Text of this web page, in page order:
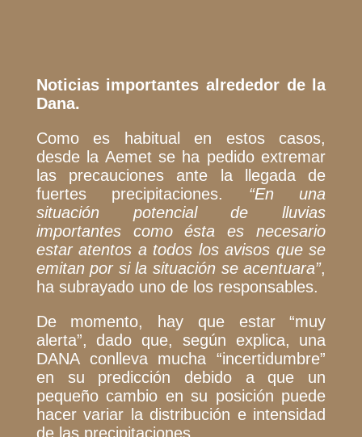
Noticias importantes alrededor de la
Dana.
Como es habitual en estos casos,
desde la Aemet se ha pedido extremar
las precauciones ante la llegada de
fuertes precipitaciones. “En una
situación potencial de lluvias
importantes como ésta es necesario
estar atentos a todos los avisos que se
emitan por si la situación se acentuara”,
ha subrayado uno de los responsables.
De momento, hay que estar “muy
alerta”, dado que, según explica, una
DANA conlleva mucha “incertidumbre”
en su predicción debido a que un
pequeño cambio en su posición puede
hacer variar la distribución e intensidad
de las precipitaciones.